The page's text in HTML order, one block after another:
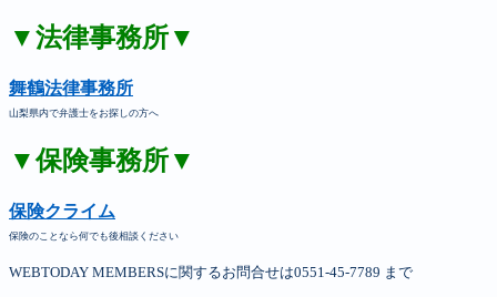
▼法律事務所▼
舞鶴法律事務所
山梨県内で弁護士をお探しの方へ
▼保険事務所▼
保険クライム
保険のことなら何でも後相談ください
WEBTODAY MEMBERSに関するお問合せは0551-45-7789 まで